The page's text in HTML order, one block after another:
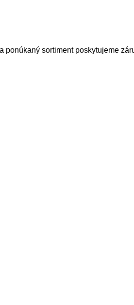
ponúkaný sortiment poskytujeme